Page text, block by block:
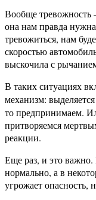
Вообще
она нам правда
тревожиться, нам
скоростью
выскочила с
В таких ситуациях
механизм: выделяется
то предпринимаем.
притворяемся
реакции.
Еще раз, и это
нормально, а в
угрожает опасность,